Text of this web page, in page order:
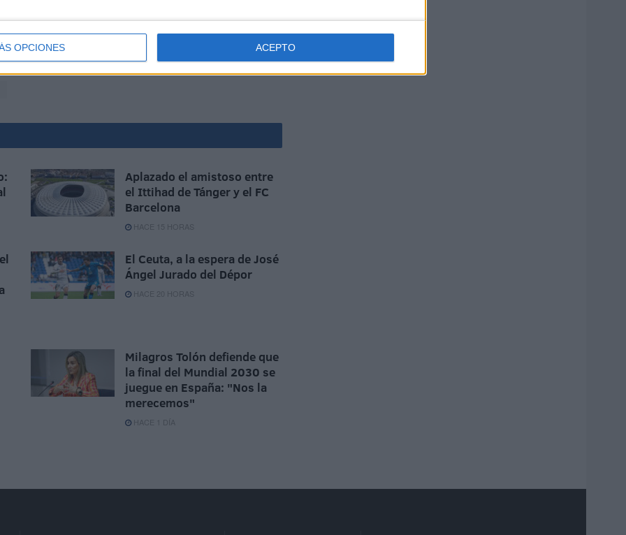
OPCIONES ACEPTO
en un duelo que será una fiesta para los caballas.
Aplazado el amistoso entre
el Ittihad de Tánger y el FC
Barcelona
HACE 15 HORAS
El Ceuta, a la espera de José
Ángel Jurado del Dépor
HACE 20 HORAS
Milagros Tolón defiende que
la final del Mundial 2030 se
juegue en España: "Nos la
merecemos"
HACE 1 DÍA